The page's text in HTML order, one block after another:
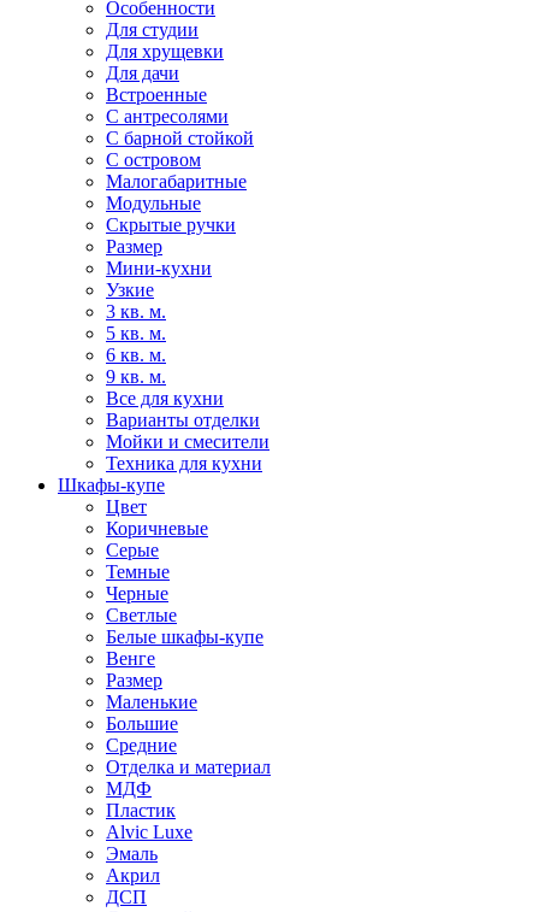
Особенности
Для студии
Для хрущевки
Для дачи
Встроенные
С антресолями
С барной стойкой
С островом
Малогабаритные
Модульные
Скрытые ручки
Размер
Мини-кухни
Узкие
3 кв. м.
5 кв. м.
6 кв. м.
9 кв. м.
Все для кухни
Варианты отделки
Мойки и смесители
Техника для кухни
Шкафы-купе
Цвет
Коричневые
Серые
Темные
Черные
Светлые
Белые шкафы-купе
Венге
Размер
Маленькие
Большие
Средние
Отделка и материал
МДФ
Пластик
Alvic Luxe
Эмаль
Акрил
ДСП